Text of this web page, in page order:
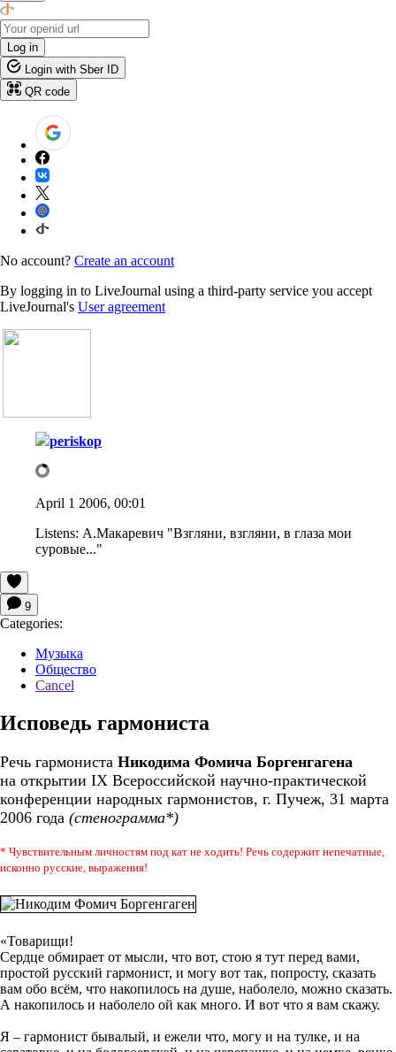
Log in
Login with Sber ID
QR code
No account? Create an account
By logging in to LiveJournal using a third-party service you accept
LiveJournal's User agreement
periskop
April 1 2006, 00:01
Listens: А.Макаревич "Взгляни, взгляни, в глаза мои
суровые..."
9
Categories:
Музыка
Общество
Cancel
Исповедь гармониста
Речь гармониста Никодима Фомича Боргенгагена
на открытии IX Всероссийской научно-практической
конференции народных гармонистов, г. Пучеж, 31 марта
2006 года (стенограмма*)
* Чувствительным личностям под кат не ходить! Речь содержит непечатные,
исконно русские, выражения!
«Товарищи!
Сердце обмирает от мысли, что вот, стою я тут перед вами,
простой русский гармонист, и могу вот так, попросту, сказать
вам обо всём, что накопилось на душе, наболело, можно сказать.
А накопилось и наболело ой как много. И вот что я вам скажу.
Я – гармонист бывалый, и ежели что, могу и на тулке, и на